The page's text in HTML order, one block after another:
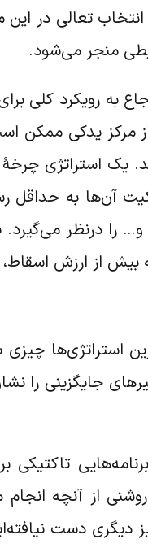
تعالی در این
منجر می‌شود.
به رویکرد کلی
مرکز یدکی ممکن
یک استراتژی
آن‌ها به حداقل
و… را درنظر
بیش از ارزش
استراتژی‌ها
جایگزینی
از آنچه
دیگری دست